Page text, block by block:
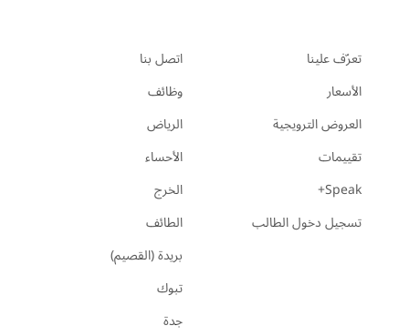
تعرّف علينا
الأسعار
العروض الترويجية
تقييمات
Speak+
تسجيل دخول الطالب
اتصل بنا
وظائف
الرياض
الأحساء
الخرج
الطائف
بريدة (القصيم)
تبوك
جدة